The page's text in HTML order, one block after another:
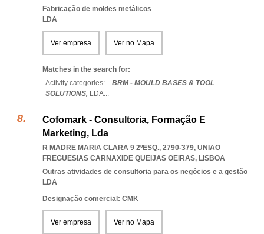
Fabricação de moldes metálicos
LDA
Ver empresa Ver no Mapa
Matches in the search for:
Activity categories: ...BRM - MOULD BASES & TOOL
SOLUTIONS, LDA...
Cofomark - Consultoria, Formação E
Marketing, Lda
R MADRE MARIA CLARA 9 2ºESQ., 2790-379, UNIAO
FREGUESIAS CARNAXIDE QUEIJAS OEIRAS, LISBOA
Outras atividades de consultoria para os negócios e a gestão
LDA
Designação comercial: CMK
Ver empresa Ver no Mapa